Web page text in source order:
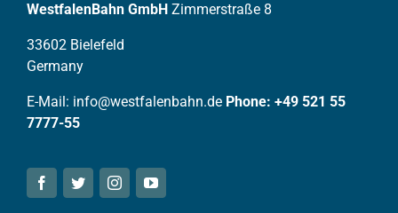
WestfalenBahn GmbH Zimmerstraße 8
33602 Bielefeld
Germany
E-Mail: info@westfalenbahn.de Phone: +49 521 55
7777-55